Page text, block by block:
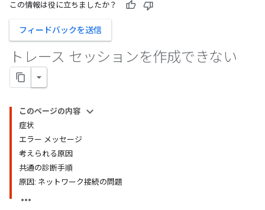
この情報は役に立ちましたか？
フィードバックを送信
トレース セッションを作成できない
このページの内容
症状
エラー メッセージ
考えられる原因
共通の診断手順
原因: ネットワーク接続の問題